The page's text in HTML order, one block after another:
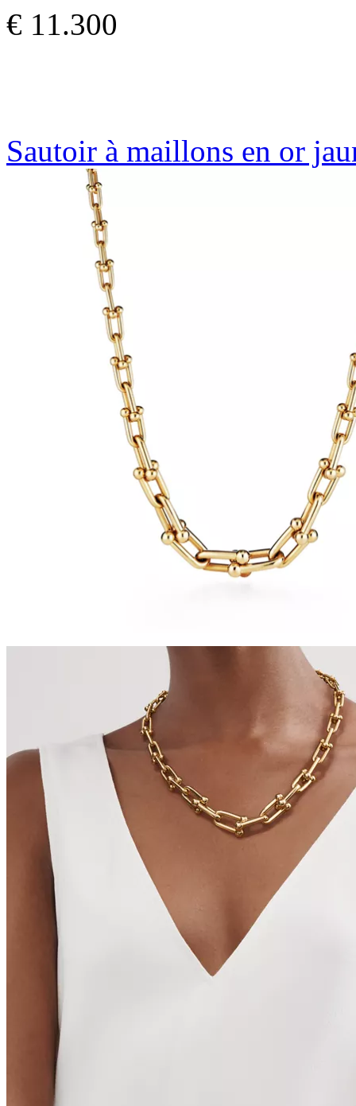
€ 11.300
Sautoir à maillons en or